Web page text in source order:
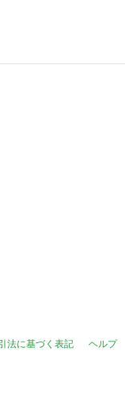
法に基づく表記 ヘルプ